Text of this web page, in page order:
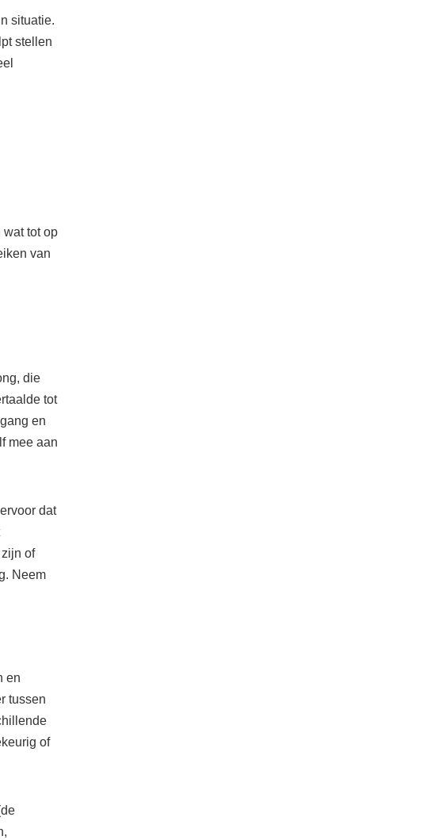
situatie.
stellen
wat tot op
van
die
tot
en
mee aan
dat
of
Neem
en
tussen
of